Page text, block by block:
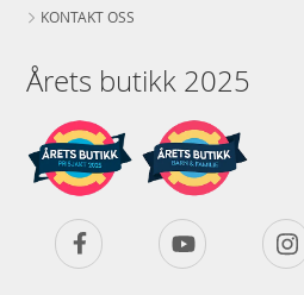
KONTAKT OSS
Årets butikk 2025